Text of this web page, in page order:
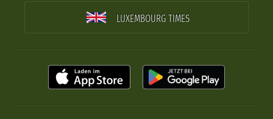
LUXEMBOURG TIMES